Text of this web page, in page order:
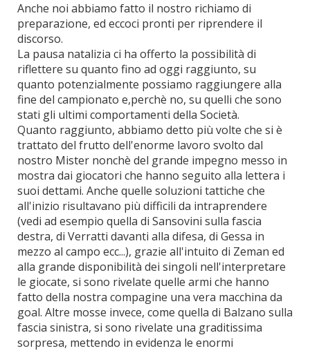
Anche noi abbiamo fatto il nostro richiamo di
preparazione, ed eccoci pronti per riprendere il
discorso.
La pausa natalizia ci ha offerto la possibilità di
riflettere su quanto fino ad oggi raggiunto, su
quanto potenzialmente possiamo raggiungere alla
fine del campionato e,perchè no, su quelli che sono
stati gli ultimi comportamenti della Società.
Quanto raggiunto, abbiamo detto più volte che si è
trattato del frutto dell'enorme lavoro svolto dal
nostro Mister nonchè del grande impegno messo in
mostra dai giocatori che hanno seguito alla lettera i
suoi dettami. Anche quelle soluzioni tattiche che
all'inizio risultavano più difficili da intraprendere
(vedi ad esempio quella di Sansovini sulla fascia
destra, di Verratti davanti alla difesa, di Gessa in
mezzo al campo ecc...), grazie all'intuito di Zeman ed
alla grande disponibilità dei singoli nell'interpretare
le giocate, si sono rivelate quelle armi che hanno
fatto della nostra compagine una vera macchina da
goal. Altre mosse invece, come quella di Balzano sulla
fascia sinistra, si sono rivelate una graditissima
sorpresa, mettendo in evidenza le enormi